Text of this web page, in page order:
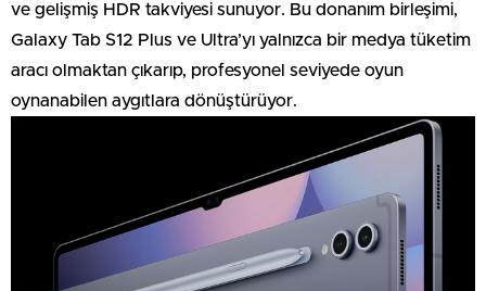
ve gelişmiş HDR takviyesi sunuyor. Bu donanım birleşimi,
Galaxy Tab S12 Plus ve Ultra’yı yalnızca bir medya tüketim
aracı olmaktan çıkarıp, profesyonel seviyede oyun
oynanabilen aygıtlara dönüştürüyor.